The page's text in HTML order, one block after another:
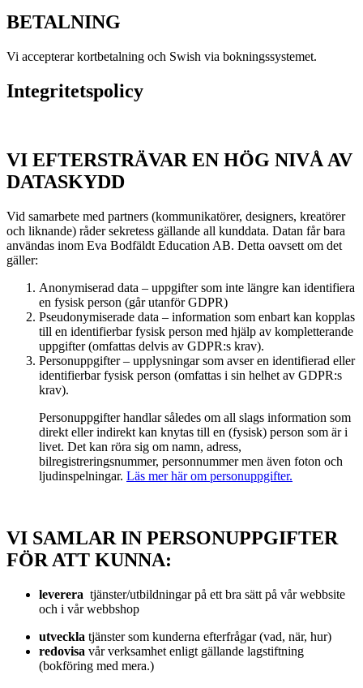
BETALNING
Vi accepterar kortbetalning och Swish via bokningssystemet.
Integritetspolicy
VI EFTERSTRÄVAR EN HÖG NIVÅ AV
DATASKYDD
Vid samarbete med partners (kommunikatörer, designers, kreatörer
och liknande) råder sekretess gällande all kunddata. Datan får bara
användas inom Eva Bodfäldt Education AB. Detta oavsett om det
gäller:
Anonymiserad data – uppgifter som inte längre kan identifiera
en fysisk person (går utanför GDPR)
Pseudonymiserade data – information som enbart kan kopplas
till en identifierbar fysisk person med hjälp av kompletterande
uppgifter (omfattas delvis av GDPR:s krav).
Personuppgifter – upplysningar som avser en identifierad eller
identifierbar fysisk person (omfattas i sin helhet av GDPR:s
krav).
Personuppgifter handlar således om all slags information som
direkt eller indirekt kan knytas till en (fysisk) person som är i
livet. Det kan röra sig om namn, adress,
bilregistreringsnummer, personnummer men även foton och
ljudinspelningar. Läs mer här om personuppgifter.
VI SAMLAR IN PERSONUPPGIFTER
FÖR ATT KUNNA:
leverera tjänster/utbildningar på ett bra sätt på vår webbsite
och i vår webbshop
utveckla tjänster som kunderna efterfrågar (vad, när, hur)
redovisa vår verksamhet enligt gällande lagstiftning
(bokföring med mera.)